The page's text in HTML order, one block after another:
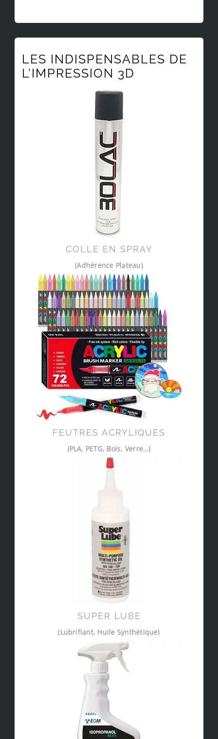
LES INDISPENSABLES DE
L’IMPRESSION 3D
COLLE EN SPRAY
(Adhérence Plateau)
FEUTRES ACRYLIQUES
(PLA, PETG, Bois, Verre…)
SUPER LUBE
(Lubrifiant, Huile Synthétique)